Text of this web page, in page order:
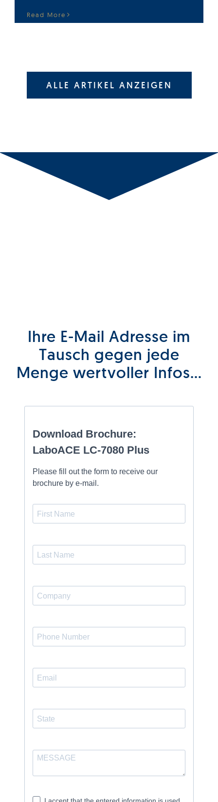
Read More
ALLE ARTIKEL ANZEIGEN
Ihre E-Mail Adresse im
Tausch gegen jede
Menge wertvoller Infos…